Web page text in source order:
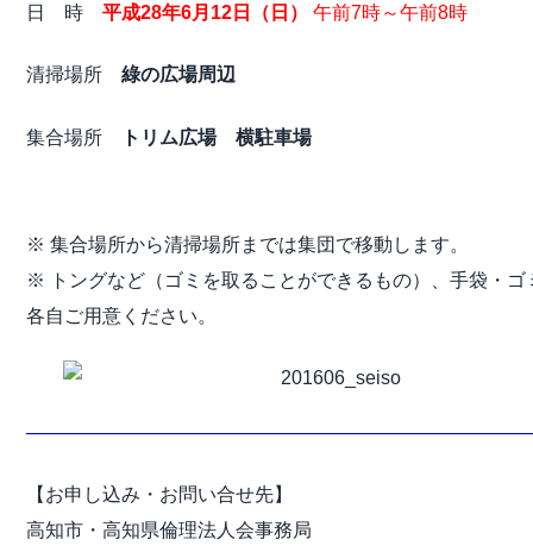
日 時平成28年6月12日（日） 午前7時～午前8時
清掃場所綠の広場周辺
集合場所 トリム広場 横駐車場
※ 集合場所から清掃場所までは集団で移動します。
※ トングなど（ゴミを取ることができるもの）、手袋・ゴ
各自ご用意ください。
【お申し込み・お問い合せ先】
高知市・高知県倫理法人会事務局